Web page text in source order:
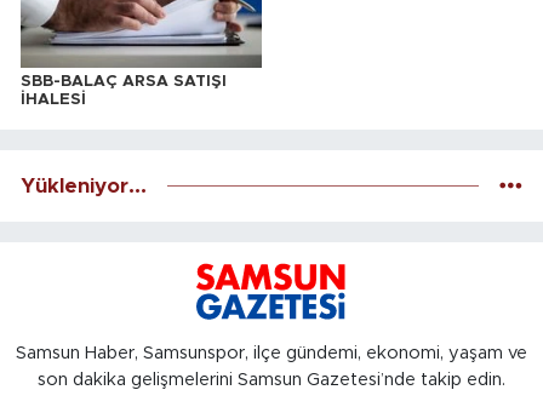
SBB-BALAÇ ARSA SATIŞI
İHALESİ
Yükleniyor...
Samsun Haber, Samsunspor, ilçe gündemi, ekonomi, yaşam ve
son dakika gelişmelerini Samsun Gazetesi’nde takip edin.